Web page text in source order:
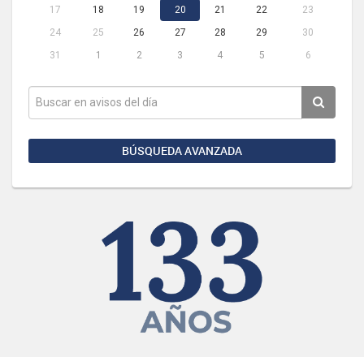
17 18 19 20 21 22
23
24
25 26 27 28 29
30
31
1 2 3 4 5 6
BÚSQUEDA AVANZADA